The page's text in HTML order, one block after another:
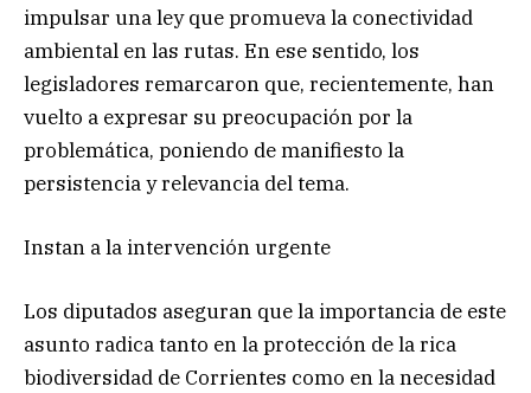
impulsar una ley que promueva la conectividad
ambiental en las rutas. En ese sentido, los
legisladores remarcaron que, recientemente, han
vuelto a expresar su preocupación por la
problemática, poniendo de manifiesto la
persistencia y relevancia del tema.
Instan a la intervención urgente
Los diputados aseguran que la importancia de este
asunto radica tanto en la protección de la rica
biodiversidad de Corrientes como en la necesidad